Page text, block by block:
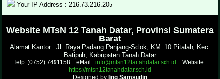
Your IP Address : 216.73.216.205
Website MTsN 12 Tanah Datar, Provinsi Sumatera
Barat
Alamat Kantor : Jl. Raya Padang Panjang-Solok, KM. 10 Pitalah, Kec.
Batipuh, Kabupaten Tanah Datar
Telp. (0752) 7491158 eMail : info@mtsn12tanahdatar.sch.id
Website :
https://mtsn12tanahdatar.sch.id
Designed by Iing Samsudin